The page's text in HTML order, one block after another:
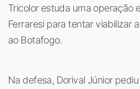
Tricolor estuda uma operação
Ferraresi para tentar viabilizar
ao Botafogo.
Na defesa, Dorival Júnior